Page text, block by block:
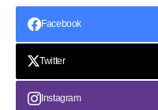
Facebook
Twitter
Instagram